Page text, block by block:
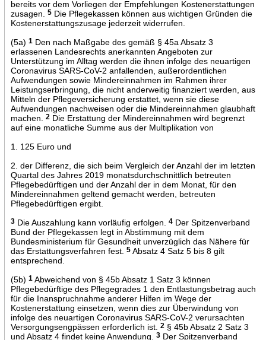
bereits vor dem Vorliegen der Empfehlungen Kostenerstattungen
zusagen.
5Die Pflegekassen können aus wichtigen Gründen die
Kostenerstattungszusage jederzeit widerrufen.
(5a) 1Den nach Maßgabe des gemäß § 45a Absatz 3
erlassenen Landesrechts anerkannten Angeboten zur
Unterstützung im Alltag werden die ihnen infolge des neuartigen
Coronavirus SARS-CoV-2 anfallenden, außerordentlichen
Aufwendungen sowie Mindereinnahmen im Rahmen ihrer
Leistungserbringung, die nicht anderweitig finanziert werden, aus
Mitteln der Pflegeversicherung erstattet, wenn sie diese
Aufwendungen nachweisen oder die Mindereinnahmen glaubhaft
machen.
2Die Erstattung der Mindereinnahmen wird begrenzt
auf eine monatliche Summe aus der Multiplikation von
1. 125 Euro und
2. der Differenz, die sich beim Vergleich der Anzahl der im letzten
Quartal des Jahres 2019 monatsdurchschnittlich betreuten
Pflegebedürftigen und der Anzahl der in dem Monat, für den
Mindereinnahmen geltend gemacht werden, betreuten
Pflegebedürftigen ergibt.
3Die Auszahlung kann vorläufig erfolgen. 4Der Spitzenverband
Bund der Pflegekassen legt in Abstimmung mit dem
Bundesministerium für Gesundheit unverzüglich das Nähere für
das Erstattungsverfahren fest.
5Absatz 4 Satz 5 bis 8 gilt
entsprechend.
(5b) 1Abweichend von § 45b Absatz 1 Satz 3 können
Pflegebedürftige des Pflegegrades 1 den Entlastungsbetrag auch
für die Inanspruchnahme anderer Hilfen im Wege der
Kostenerstattung einsetzen, wenn dies zur Überwindung von
infolge des neuartigen Coronavirus SARS-CoV-2 verursachten
Versorgungsengpässen erforderlich ist.
2§ 45b Absatz 2 Satz 3
und Absatz 4 findet keine Anwendung.
3Der Spitzenverband